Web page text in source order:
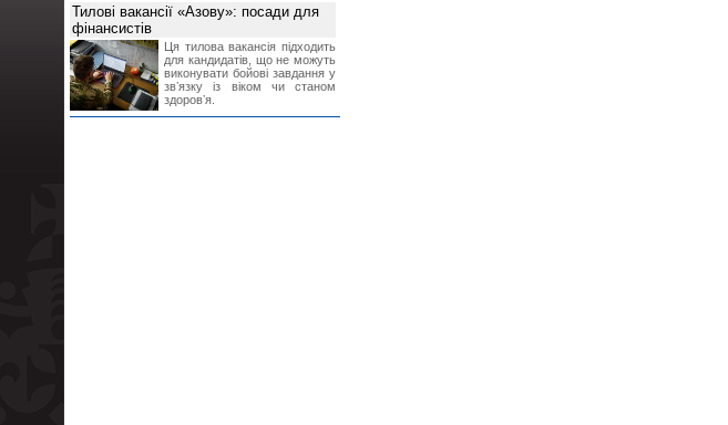
Тилові вакансії «Азову»: посади для
фінансистів
Ця тилова вакансія підходить
для кандидатів, що не можуть
виконувати бойові завдання у
звʼязку із віком чи станом
здоровʼя.